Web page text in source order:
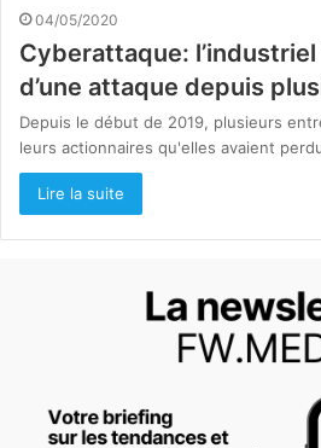
04/05/2020
Cyberattaque:
d’une attaque depuis
Depuis le début de 2019, plusieurs
leurs actionnaires qu'elles avaient
Lire la suite